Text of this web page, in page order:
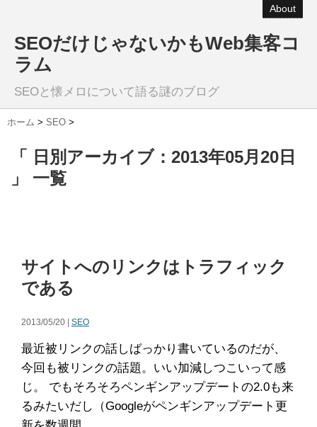
About
SEOだけじゃないかもWeb集客コ
ラム
SEOと懐メロについて語る謎のブログ
ホーム > SEO >
「 日別アーカイブ：2013年05月20日
」 一覧
サイトへのリンクはトラフィック
である
2013/05/20 | SEO
最近被リンクの話しばっかり書いているのだが、
今回も被リンクの話題。いい加減しつこいって感
じ。 でもそろそろペンギンアップデートの2.0も来
るみたいだし（Googleがペンギンアップデート更